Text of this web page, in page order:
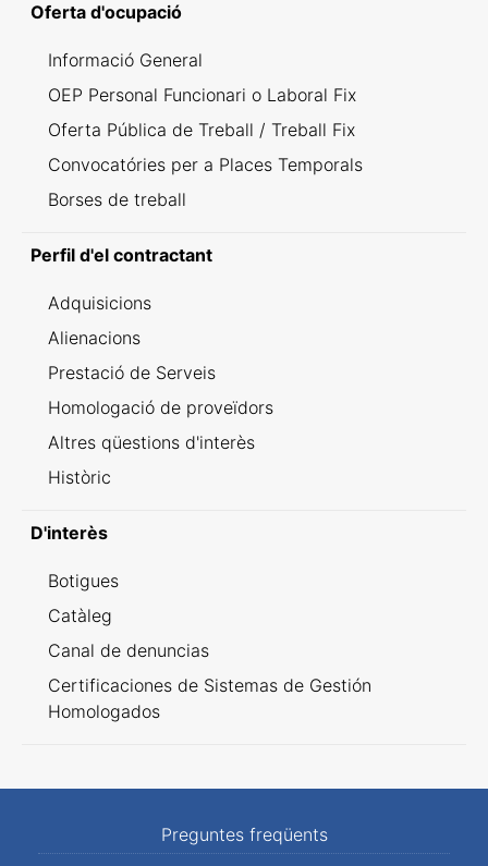
Oferta d'ocupació
Informació General
OEP Personal Funcionari o Laboral Fix
Oferta Pública de Treball / Treball Fix
Convocatóries per a Places Temporals
Borses de treball
Perfil d'el contractant
Adquisicions
Alienacions
Prestació de Serveis
Homologació de proveïdors
Altres qüestions d'interès
Històric
D'interès
Botigues
Catàleg
Canal de denuncias
Certificaciones de Sistemas de Gestión
Homologados
Preguntes freqüents